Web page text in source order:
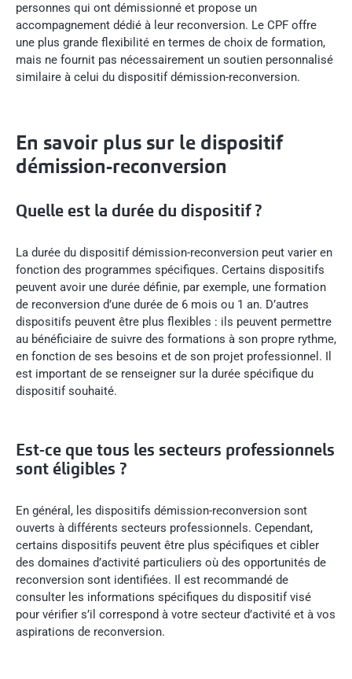
personnes qui ont démissionné et propose un
accompagnement dédié à leur reconversion. Le CPF offre
une plus grande flexibilité en termes de choix de formation,
mais ne fournit pas nécessairement un soutien personnalisé
similaire à celui du dispositif démission-reconversion.
En savoir plus sur le dispositif
démission-reconversion
Quelle est la durée du dispositif ?
La durée du dispositif démission-reconversion peut varier en
fonction des programmes spécifiques. Certains dispositifs
peuvent avoir une durée définie, par exemple, une formation
de reconversion d’une durée de 6 mois ou 1 an. D’autres
dispositifs peuvent être plus flexibles : ils peuvent permettre
au bénéficiaire de suivre des formations à son propre rythme,
en fonction de ses besoins et de son projet professionnel. Il
est important de se renseigner sur la durée spécifique du
dispositif souhaité.
Est-ce que tous les secteurs professionnels
sont éligibles ?
En général, les dispositifs démission-reconversion sont
ouverts à différents secteurs professionnels. Cependant,
certains dispositifs peuvent être plus spécifiques et cibler
des domaines d’activité particuliers où des opportunités de
reconversion sont identifiées. Il est recommandé de
consulter les informations spécifiques du dispositif visé
pour vérifier s’il correspond à votre secteur d’activité et à vos
aspirations de reconversion.